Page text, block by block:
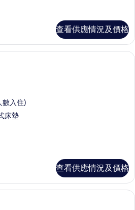
查看供應情況及價格
行政客房, 非吸煙房 | 房內夾萬、免費
數入住)
床墊
查看供應情況及價格
特級客房 | 浴室 | 淋浴設備、免費梳洗